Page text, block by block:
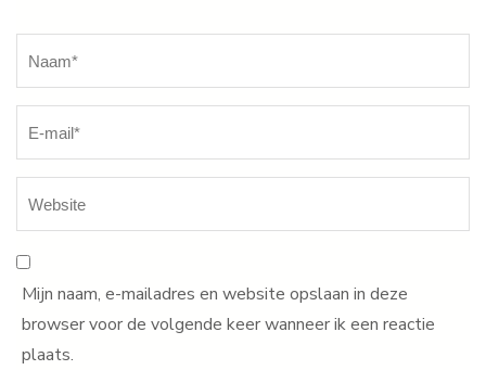
Mijn naam, e-mailadres en website opslaan in deze
browser voor de volgende keer wanneer ik een reactie
plaats.